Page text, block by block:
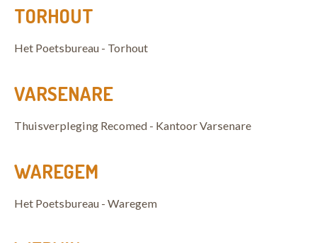
TORHOUT
Het Poetsbureau - Torhout
VARSENARE
Thuisverpleging Recomed - Kantoor Varsenare
WAREGEM
Het Poetsbureau - Waregem